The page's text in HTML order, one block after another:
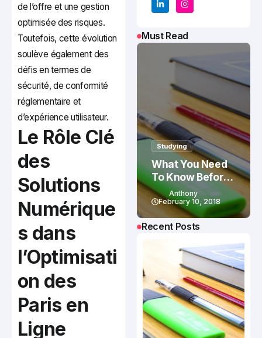
de l’offre et une gestion
optimisée des risques.
Toutefois, cette évolution
soulève également des
défis en termes de
sécurité, de conformité
réglementaire et
d’expérience utilisateur.
Le Rôle Clé
des
Solutions
Numérique
s dans
l’Optimisati
on des
Paris en
Ligne
Must Read
Studying
What You Need
To Know Before
Studying In
Canada
Anthony
February 10, 2018
Recent Posts